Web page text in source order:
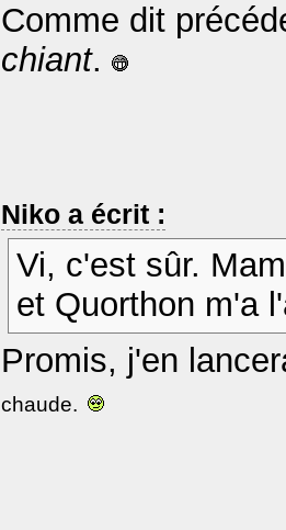
Comme dit
chiant.
Niko a écrit :
Vi, c'est sûr.
et Quorthon m'a
Promis, j'en
chaude.